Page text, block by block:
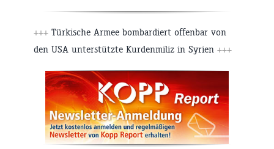
+++ Türkische Armee bombardiert offenbar von
den USA unterstützte Kurdenmiliz in Syrien +++